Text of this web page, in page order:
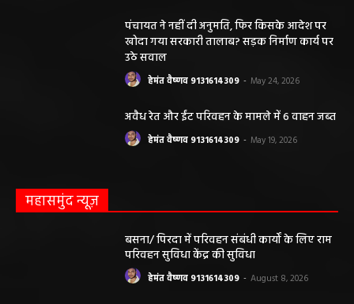
पंचायत ने नहीं दी अनुमति, फिर किसके आदेश पर
खोदा गया सरकारी तालाब? सड़क निर्माण कार्य पर
उठे सवाल
हेमंत वैष्णव 9131614309 - May 24, 2026
अवैध रेत और ईंट परिवहन के मामले में 6 वाहन जब्त
हेमंत वैष्णव 9131614309 - May 19, 2026
महासमुंद न्यूज़
बसना/ पिरदा में परिवहन संबंधी कार्यों के लिए राम
परिवहन सुविधा केंद्र की सुविधा
हेमंत वैष्णव 9131614309 - August 8, 2026